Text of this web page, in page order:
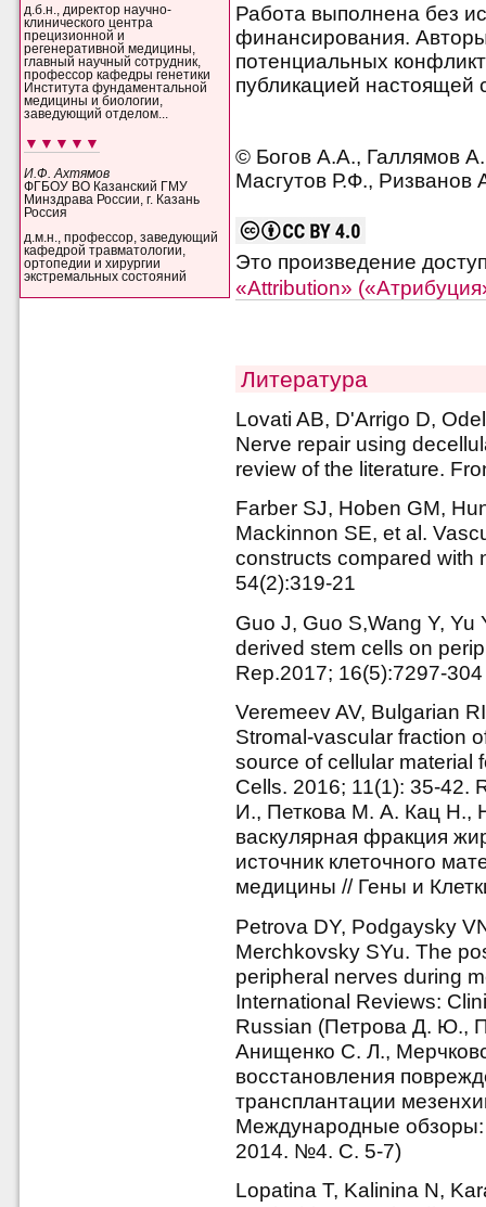
д.б.н., директор научно-
клинического центра
прецизионной и
регенеративной медицины,
главный научный сотрудник,
профессор кафедры генетики
Института фундаментальной
медицины и биологии,
заведующий отделом...
▼▼▼▼▼
И.Ф. Ахтямов
ФГБОУ ВО Казанский ГМУ
Минздрава России, г. Казань
Россия
д.м.н., профессор, заведующий
кафедрой травматологии,
ортопедии и хирургии
экстремальных состояний
Работа выполнена без
финансирования.
потенциальных
публикацией настоящей
© Богов А.А., Галлямов
Масгутов Р.Ф.,
Это произведение
«Attribution»
Литература
Lovati AB, D'Arrigo D,
Nerve repair using
review of the literature.
Farber SJ, Hoben GM,
Mackinnon SE, et al.
constructs compared with
54(2):319-21
Guo J, Guo S,Wang Y,
derived stem cells on
Rep.2017; 16(5):7297-304
Veremeev AV, Bulgarian
Stromal-vascular fraction
source of cellular material
Cells. 2016; 11(1): 35-42.
И., Петкова М. А. Кац Н.,
васкулярная фракция
источник клеточного
медицины // Гены и
Petrova DY, Podgaysky
Merchkovsky SYu. The
peripheral nerves during
International Reviews:
Russian (Петрова Д. Ю.,
Анищенко С. Л.,
восстановления
трансплантации
Международные обзоры:
2014. №4. С. 5-7)
Lopatina T, Kalinina N,